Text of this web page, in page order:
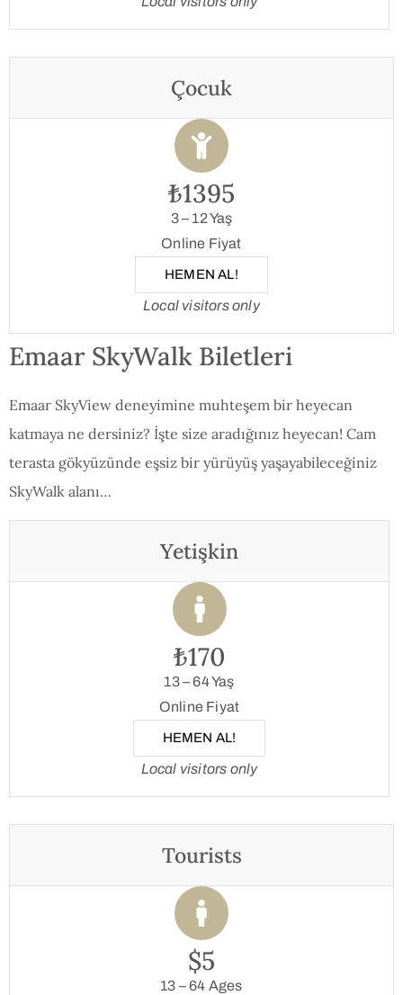
Çocuk
₺1395
3 – 12 Yaş
Online Fiyat
HEMEN AL!
Local visitors only
Emaar SkyWalk Biletleri
Emaar SkyView deneyimine muhteşem bir heyecan
katmaya ne dersiniz? İşte size aradığınız heyecan! Cam
terasta gökyüzünde eşsiz bir yürüyüş yaşayabileceğiniz
SkyWalk alanı…
Yetişkin
₺170
13 – 64 Yaş
Online Fiyat
HEMEN AL!
Local visitors only
Tourists
$5
13 – 64 Ages